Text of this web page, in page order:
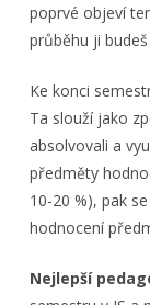
poprvé objeví
průběhu ji
Ke konci
Ta slouží jako
absolvovali a
předměty
10-20 %), pak
hodnocení
Nejlepší